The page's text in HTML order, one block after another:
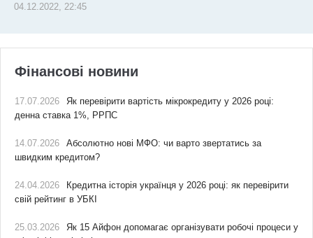
04.12.2022, 22:45
Фінансові новини
17.07.2026
Як перевірити вартість мікрокредиту у 2026 році:
денна ставка 1%, РРПС
14.07.2026
Абсолютно нові МФО: чи варто звертатись за
швидким кредитом?
24.04.2026
Кредитна історія українця у 2026 році: як перевірити
свій рейтинг в УБКІ
25.03.2026
Як 15 Айфон допомагає організувати робочі процеси у